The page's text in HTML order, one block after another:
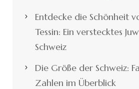
Entdecke die Schönheit
Tessin: Ein verstecktes
Schweiz
Die Größe der Schweiz:
Zahlen im Überblick